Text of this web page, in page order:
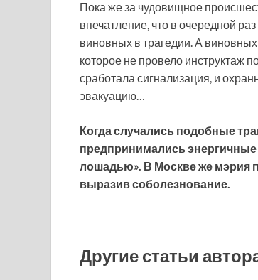
Пока же за чудовищное
впечатление, что в очередной
виновных в трагедии. А
которое не провело инструктаж
сработала сигнализация, и
эвакуацию…
Когда случались подобные
предпринимались
лошадью». В Москве же мэрия
выразив соболезнование.
Другие статьи